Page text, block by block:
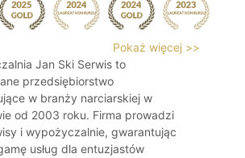
Pokaż więcej >>
Jan Ski Serwis to
przedsiębiorstwo
w branży narciarskiej w
od 2003 roku. Firma prowadzi
i wypożyczalnie, gwarantując
usług dla entuzjastów